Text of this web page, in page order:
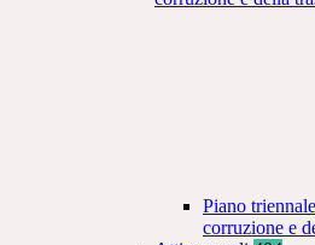
Piano
corruzione e